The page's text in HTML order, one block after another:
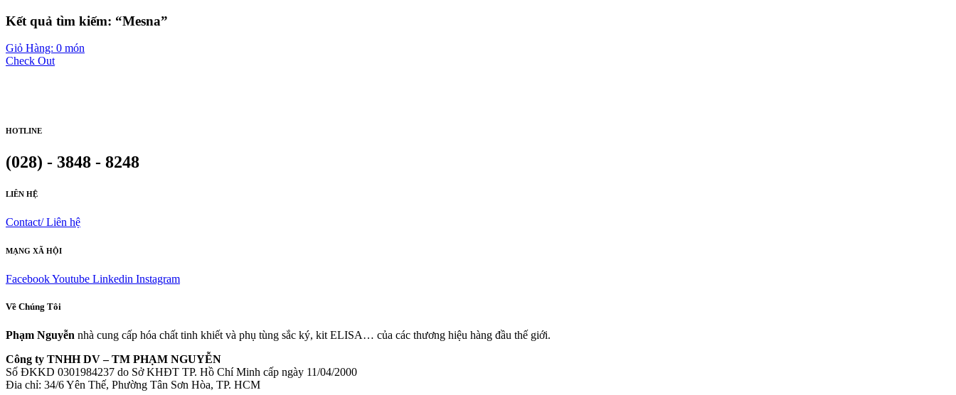
Kết quả tìm kiếm: “Mesna”
Giỏ Hàng: 0 món
Check Out
HOTLINE
(028) - 3848 - 8248
LIÊN HỆ
Contact/ Liên hệ
MẠNG XÃ HỘI
FacebookYoutube Linkedin Instagram
Về Chúng Tôi
Phạm Nguyễn nhà cung cấp hóa chất tinh khiết và phụ tùng sắc ký, kit ELISA… của các thương hiệu hàng đầu thế giới.
Công ty TNHH DV – TM PHẠM NGUYỄN
Số ĐKKD 0301984237 do Sở KHĐT TP. Hồ Chí Minh cấp ngày 11/04/2000
Đia chỉ: 34/6 Yên Thế, Phường Tân Sơn Hòa, TP. HCM